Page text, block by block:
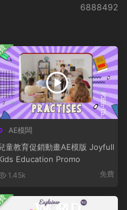
6888492
AE模闆
童教育促銷動畫AE模版 Joyfull
Education Promo
1.45k 免費